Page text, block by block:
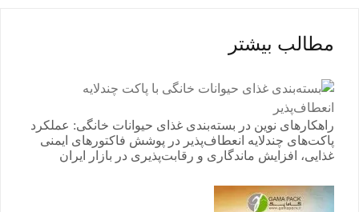
مطالب بیشتر
راهکارهای نوین در بسته‌بندی غذای حیوانات خانگی: عملکرد
پاکت‌های چندلایه انعطاف‌پذیر در پوشش فاکتورهای ایمنی
غذایی، افزایش ماندگاری و رقابت‌پذیری در بازار ایران